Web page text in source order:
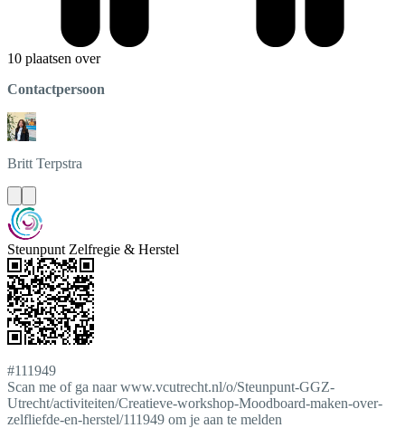
10 plaatsen over
Contactpersoon
Britt Terpstra
Steunpunt Zelfregie & Herstel
#111949
Scan me of ga naar www.vcutrecht.nl/o/Steunpunt-GGZ-
Utrecht/activiteiten/Creatieve-workshop-Moodboard-maken-over-
zelfliefde-en-herstel/111949 om je aan te melden